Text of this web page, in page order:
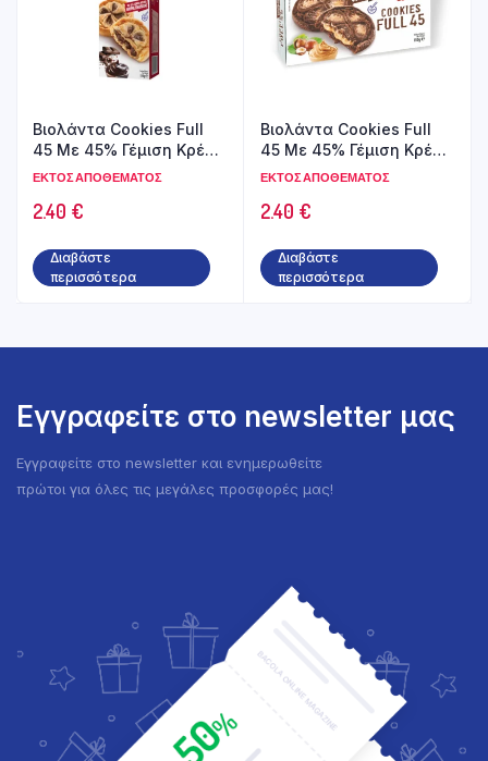
Βιολάντα Cookies Full
45 Με 45% Γέμιση Κρέμα
Μαύρης Σοκολάτας
ΕΚΤΌΣ ΑΠΟΘΈΜΑΤΟΣ
2.40 €
Διαβάστε
περισσότερα
Βιολάντα Cookies Full
45 Με 45% Γέμιση Κρέμα
Φουντουκιού 150gr
ΕΚΤΌΣ ΑΠΟΘΈΜΑΤΟΣ
2.40 €
Διαβάστε
περισσότερα
Εγγραφείτε στο newsletter μας
Εγγραφείτε στο newsletter και ενημερωθείτε
πρώτοι για όλες τις μεγάλες προσφορές μας!